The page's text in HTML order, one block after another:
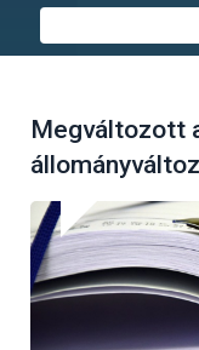
Megváltozott